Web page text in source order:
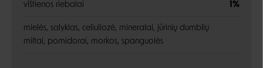
vištienos riebalai 1%
mielės, salyklas, celiuliozė, mineralai, jūrinių dumblių
miltai, pomidorai, morkos, spanguolės